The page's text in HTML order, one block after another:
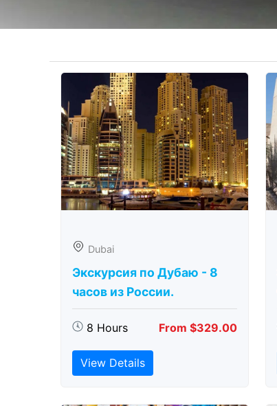
Dubai
Экскурсия по Дубаю - 8
часов из России.
8 Hours From $329.00
View Details